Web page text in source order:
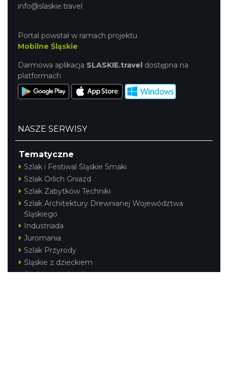
info@slaskie.travel
Portal powstał w ramach projektu
Mobilne Śląskie
Darmowa aplikacja SLASKIE.travel dostępna na
platformach
NASZE SERWISY
Tematyczne
Szlak i Festiwal Śląskie Smaki
Szlak Orlich Gniazd
Szlak Zabytków Techniki
Szlak Architektury Drewnianej Województwa
Śląskiego
Industriada
Juromania
Szlak Przyrody
Śląskie z dzieckiem
Śląskie po zdrowie